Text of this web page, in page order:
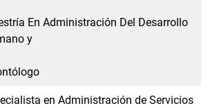
En Administración Del Desarrollo
y
en Administración de Servicios